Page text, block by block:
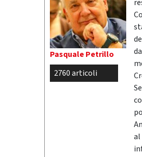
Pasquale Petrillo
2760 articoli
al